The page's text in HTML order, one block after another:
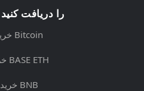
CRYPTO را دریافت کنید
خرید کنید Bitcoin
خرید کنید BASE ETH
خرید کنید BNB